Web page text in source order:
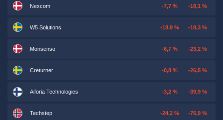
Nexcom -7,7 % -18,1 %
W5 Solutions -18,9 % -18,3 %
Monsenso -6,7 % -23,2 %
Creturner -0,8 % -26,5 %
Aiforia Technologies -3,2 % -39,9 %
Techstep -24,2 % -76,9 %